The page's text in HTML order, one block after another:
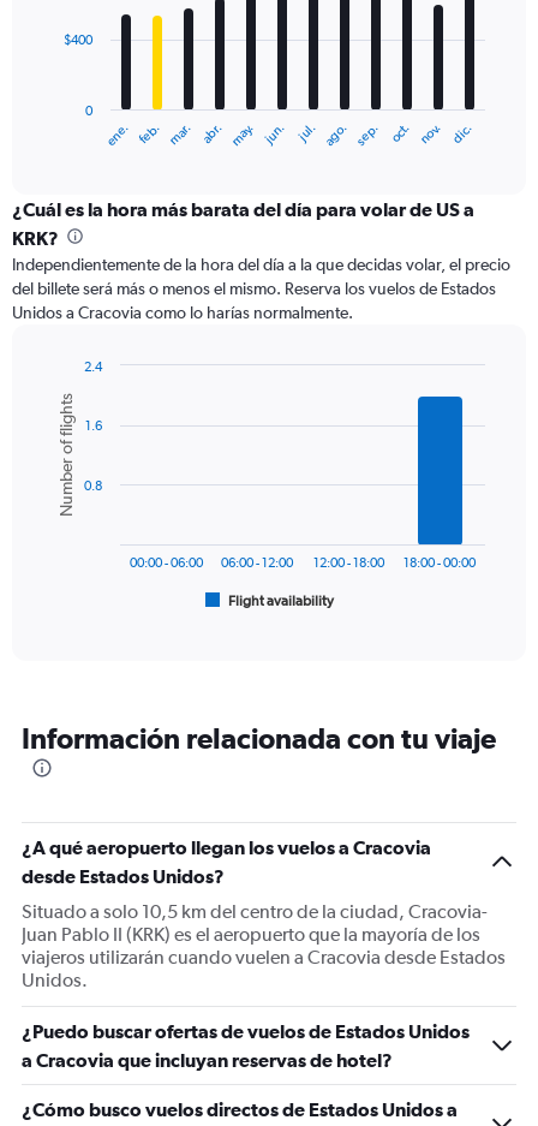
The
categories.
Range:
categories.
The
chart
axis
displaying
values.
Range:
ene. feb. mar. abr. may. jun. jul. ago. sep. oct. nov. dic.
0
$400
¿Cuál es la hora más barata del día para volar de US a
KRK?
Independientemente de la hora del día a la que decidas volar, el precio
del billete será más o menos el mismo. Reserva los vuelos de Estados
Unidos a Cracovia como lo harías normalmente.
chart
with
bars.
The
categories.
The
Y
axis
displaying
Number
of
flights.
Range:
to
2.4.
Chart
graphic.
Number of flights
Flight availability
00:00 - 06:00 06:00 - 12:00 12:00 - 18:00 18:00 - 00:00
0.8
1.6
2.4
Información relacionada con tu viaje
¿A qué aeropuerto llegan los vuelos a Cracovia
desde Estados Unidos?
Situado a solo 10,5 km del centro de la ciudad, Cracovia-
Juan Pablo II (KRK) es el aeropuerto que la mayoría de los
viajeros utilizarán cuando vuelen a Cracovia desde Estados
Unidos.
¿Puedo buscar ofertas de vuelos de Estados Unidos
a Cracovia que incluyan reservas de hotel?
¿Cómo busco vuelos directos de Estados Unidos a